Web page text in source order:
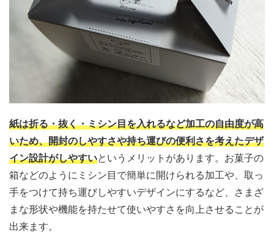
紙は折る・抜く・ミシン目を入れるなど加工の自由度が高
いため、開封のしやすさや持ち運びの便利さを考えたデザ
イン設計がしやすいというメリットがあります。お菓子の
箱などのようにミシン目で簡単に開けられる加工や、取っ
手をつけて持ち運びしやすいデザインにするなど、さまざ
まな形状や機能を持たせて使いやすさを向上させることが
出来ます。